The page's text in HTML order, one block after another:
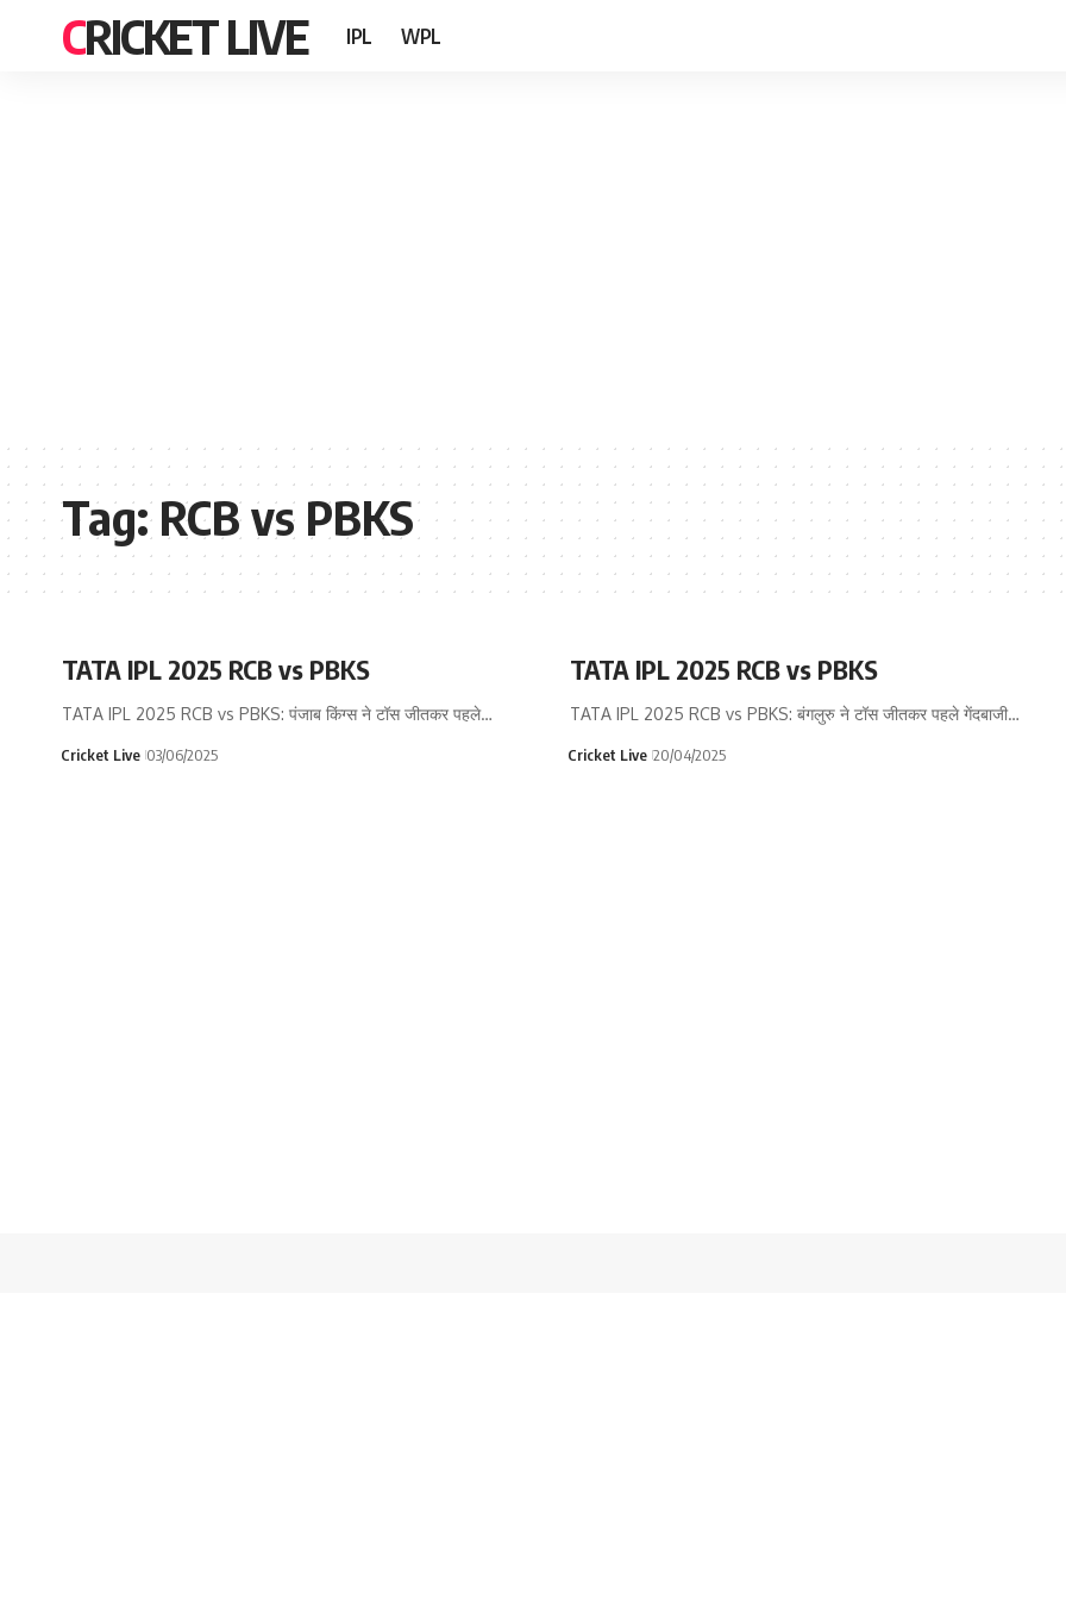
CRICKET LIVE IPL WPL
Tag:RCB vs PBKS
TATA IPL 2025 RCB vs PBKS
TATA IPL 2025 RCB vs PBKS: पंजाब किंग्स ने टॉस जीतकर पहले…
Cricket Live 03/06/2025
TATA IPL 2025 RCB vs PBKS
TATA IPL 2025 RCB vs PBKS: बंगलुरु ने टॉस जीतकर पहले गेंदबाजी…
Cricket Live 20/04/2025